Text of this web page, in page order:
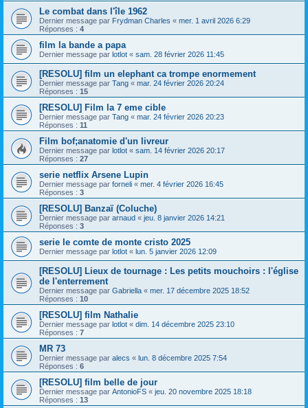
Le combat dans l'île 1962
Dernier message par Frydman Charles « mer. 1 avril 2026 6:29
Réponses : 4
film la bande a papa
Dernier message par lotlot « sam. 28 février 2026 11:45
[RESOLU] film un elephant ca trompe enormement
Dernier message par Tang « mar. 24 février 2026 20:24
Réponses : 15
[RESOLU] Film la 7 eme cible
Dernier message par Tang « mar. 24 février 2026 20:23
Réponses : 11
Film bof;anatomie d'un livreur
Dernier message par lotlot « sam. 14 février 2026 20:17
Réponses : 27
serie netflix Arsene Lupin
Dernier message par forneli « mer. 4 février 2026 16:45
Réponses : 3
[RESOLU] Banzaï (Coluche)
Dernier message par arnaud « jeu. 8 janvier 2026 14:21
Réponses : 3
serie le comte de monte cristo 2025
Dernier message par lotlot « lun. 5 janvier 2026 12:09
[RESOLU] Lieux de tournage : Les petits mouchoirs : l'église
de l'enterrement
Dernier message par Gabriella « mer. 17 décembre 2025 18:52
Réponses : 10
[RESOLU] film Nathalie
Dernier message par lotlot « dim. 14 décembre 2025 23:10
Réponses : 7
MR 73
Dernier message par alecs « lun. 8 décembre 2025 7:54
Réponses : 6
[RESOLU] film belle de jour
Dernier message par AntonioFS « jeu. 20 novembre 2025 18:18
Réponses : 13